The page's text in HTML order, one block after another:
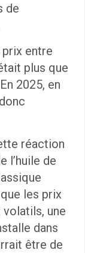
de
entre
plus que
2025, en
réaction
l’huile de
les prix
une
dans
être de